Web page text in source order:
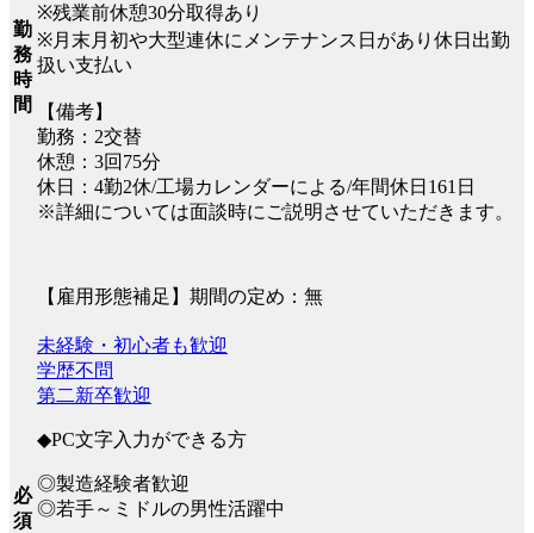
勤
務
時
間
※残業前休憩30分取得あり
※月末月初や大型連休にメンテナンス日があり休日出勤
扱い支払い
【備考】
勤務：2交替
休憩：3回75分
休日：4勤2休/工場カレンダーによる/年間休日161日
※詳細については面談時にご説明させていただきます。
【雇用形態補足】期間の定め：無
必
須
未経験・初心者も歓迎
学歴不問
第二新卒歓迎
◆PC文字入力ができる方
◎製造経験者歓迎
◎若手～ミドルの男性活躍中